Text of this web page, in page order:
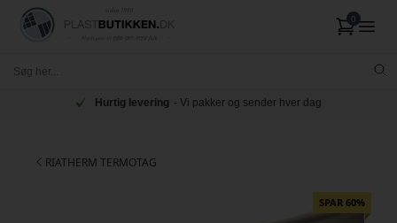
Hurtig levering - Vi pakker og sender hver dag
RIATHERM TERMOTAG
SPAR 60%